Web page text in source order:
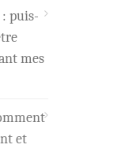
: puis-
mes
et